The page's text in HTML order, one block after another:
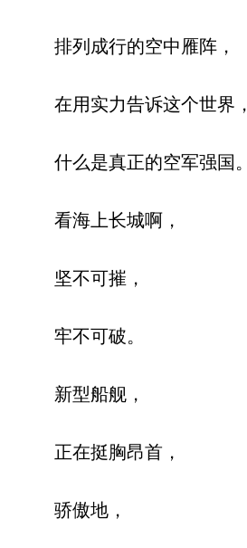
排列成行的空中雁阵，
在用实力告诉这个世界，
什么是真正的空军强国。
看海上长城啊，
坚不可摧，
牢不可破。
新型船舰，
正在挺胸昂首，
骄傲地，